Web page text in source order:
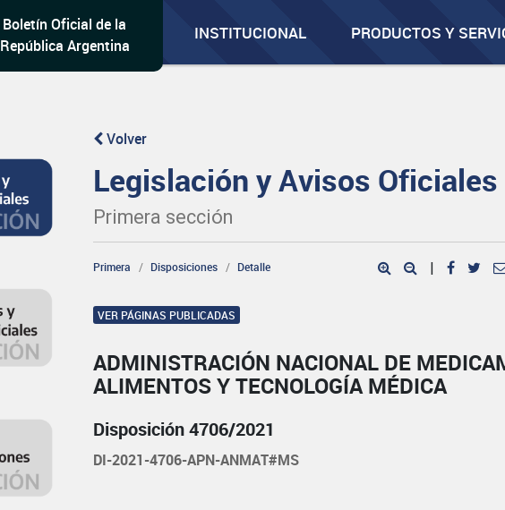
Boletín Oficial de la
República Argentina
INSTITUCIONAL PRODUCTOS Y
Volver
Legislación y Avisos Oficiales
Primera sección
Primera Disposiciones Detalle |
VER PÁGINAS PUBLICADAS
ADMINISTRACIÓN NACIONAL DE
ALIMENTOS Y TECNOLOGÍA MÉDICA
Disposición 4706/2021
DI-2021-4706-APN-ANMAT#MS